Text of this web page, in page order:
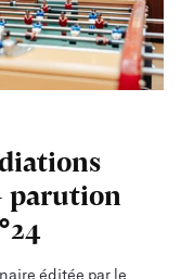
parution
éditée par le